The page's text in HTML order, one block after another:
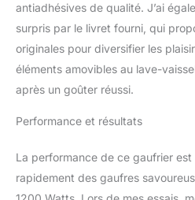
antiadhésives de qualité. J’ai
surpris par le livret fourni, qui
originales pour diversifier les
éléments amovibles au lave-
après un goûter réussi.
Performance et résultats
La performance de ce gaufrier
rapidement des gaufres